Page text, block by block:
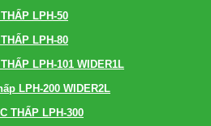
LPH-50
LPH-80
LPH-101 WIDER1L
LPH-200 WIDER2L
THẤP LPH-300